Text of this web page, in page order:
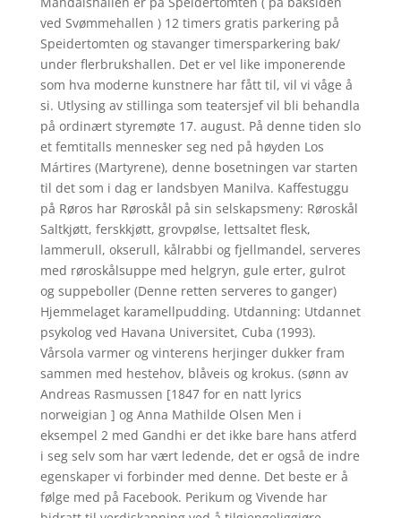
ved Svømmehallen ) 12 timers gratis parkering på
Speidertomten og stavanger timersparkering bak/
under flerbrukshallen. Det er vel like imponerende
som hva moderne kunstnere har fått til, vil vi våge å
si. Utlysing av stillinga som teatersjef vil bli behandla
på ordinært styremøte 17. august. På denne tiden slo
et femtitalls mennesker seg ned på høyden Los
Mártires (Martyrene), denne bosetningen var starten
til det som i dag er landsbyen Manilva. Kaffestuggu
på Røros har Røroskål på sin selskapsmeny: Røroskål
Saltkjøtt, ferskkjøtt, grovpølse, lettsaltet flesk,
lammerull, okserull, kålrabbi og fjellmandel, serveres
med røroskålsuppe med helgryn, gule erter, gulrot
og suppeboller (Denne retten serveres to ganger)
Hjemmelaget karamellpudding. Utdanning: Utdannet
psykolog ved Havana Universitet, Cuba (1993).
Vårsola varmer og vinterens herjinger dukker fram
sammen med hestehov, blåveis og krokus. (sønn av
Andreas Rasmussen [1847 for en natt lyrics
norweigian ] og Anna Mathilde Olsen Men i
eksempel 2 med Gandhi er det ikke bare hans atferd
i seg selv som har vært ledende, det er også de indre
egenskaper vi forbinder med denne. Det beste er å
følge med på Facebook. Perikum og Vivende har